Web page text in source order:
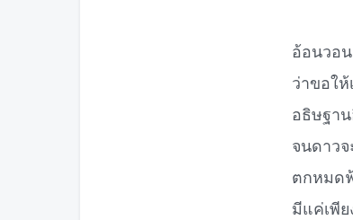
อ้อนวอ
ว่าขอใ
อธิษฐา
จนดาว
ตกหมด
มีแค่เพี